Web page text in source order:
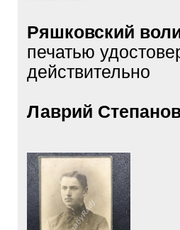
Тема:Пащенко
Ряшковский
печатью
действительно